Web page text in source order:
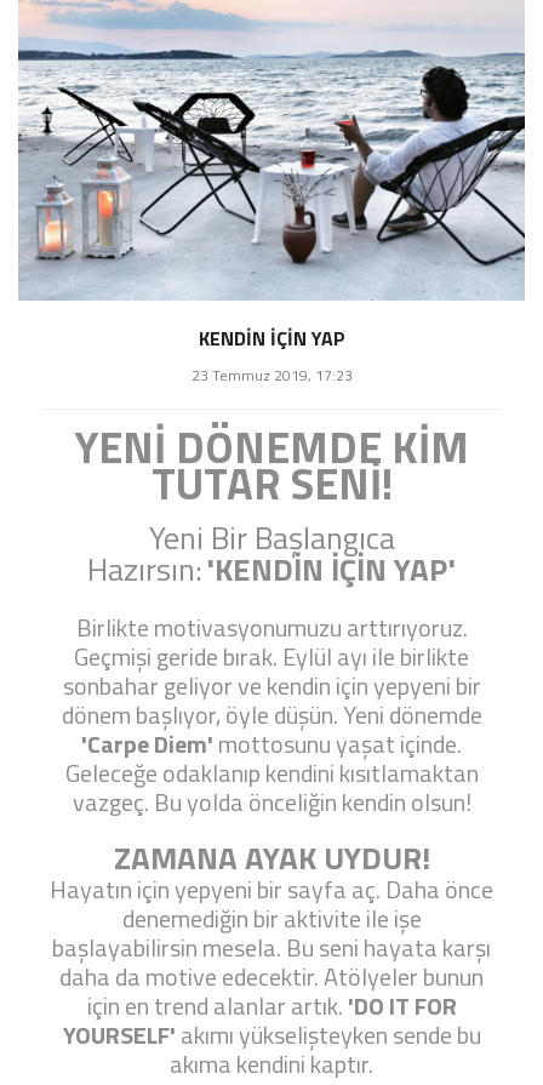
KENDİN İÇİN YAP
23 Temmuz 2019, 17:23
YENİ DÖNEMDE KİM
TUTAR SENİ!
Yeni Bir Başlangıca
Hazırsın:'KENDİN İÇİN YAP'
Birlikte motivasyonumuzu arttırıyoruz.
Geçmişi geride bırak. Eylül ayı ile birlikte
sonbahar geliyor ve kendin için yepyeni bir
dönem başlıyor, öyle düşün. Yeni dönemde
'Carpe Diem'mottosunu yaşat içinde.
Geleceğe odaklanıp kendini kısıtlamaktan
vazgeç. Bu yolda önceliğin kendin olsun!
ZAMANA AYAK UYDUR!
Hayatın için yepyeni bir sayfa aç. Daha önce
denemediğin bir aktivite ile işe
başlayabilirsin mesela. Bu seni hayata karşı
daha da motive edecektir. Atölyeler bunun
için en trend alanlar artık.'DO IT FOR
YOURSELF'akımı yükselişteyken sende bu
akıma kendini kaptır.